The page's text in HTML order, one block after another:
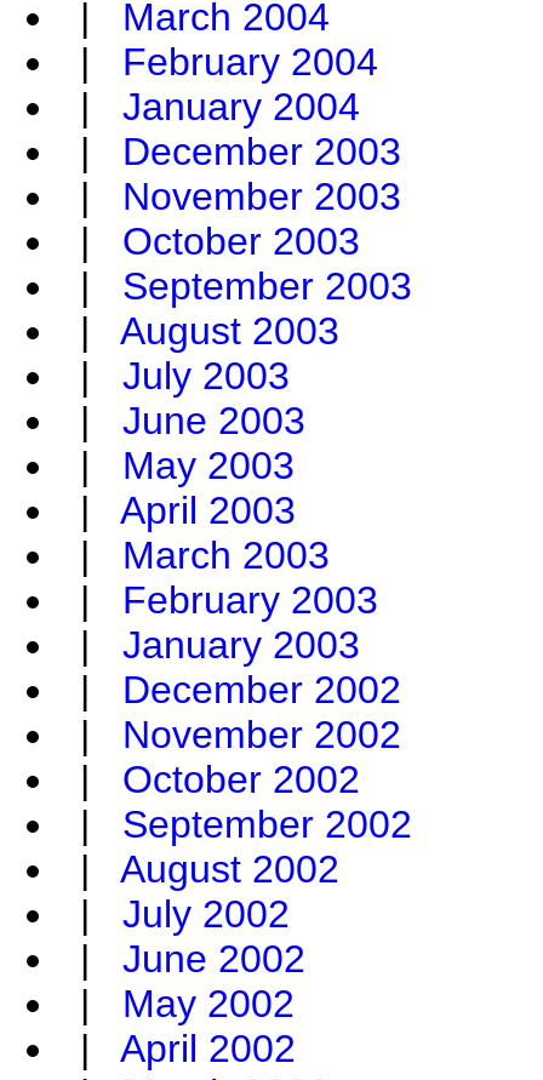
| March 2004
| February 2004
| January 2004
| December 2003
| November 2003
| October 2003
| September 2003
| August 2003
| July 2003
| June 2003
| May 2003
| April 2003
| March 2003
| February 2003
| January 2003
| December 2002
| November 2002
| October 2002
| September 2002
| August 2002
| July 2002
| June 2002
| May 2002
| April 2002